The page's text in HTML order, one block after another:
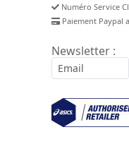
Numéro Service
Paiement Paypal
Newsletter :